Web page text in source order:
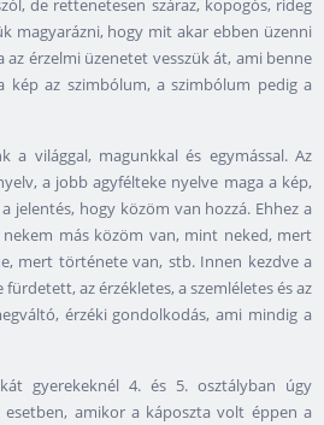
de rettenetesen száraz, kopogós, rideg
magyarázni, hogy mit akar ebben üzenni
érzelmi üzenetet vesszük át, ami benne
kép az szimbólum, a szimbólum pedig a
a világgal, magunkkal és egymással. Az
a jobb agyfélteke nyelve maga a kép,
jelentés, hogy közöm van hozzá. Ehhez a
nekem más közöm van, mint neked, mert
mert története van, stb. Innen kezdve a
az érzékletes, a szemléletes és az
érzéki gondolkodás, ami mindig a
gyerekeknél 4. és 5. osztályban úgy
esetben, amikor a káposzta volt éppen a